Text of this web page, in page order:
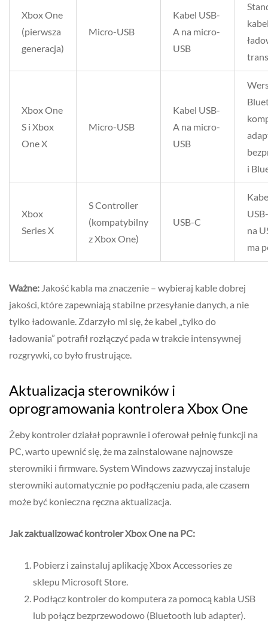
Xbox One
(pierwsza
generacja)
Micro-USB
Kabel USB-
A na micro-
USB
Xbox One
S i Xbox
One X
Micro-USB
Kabel USB-
A na micro-
USB
i
Xbox
Series X
S Controller
(kompatybilny
z Xbox One)
USB-C
na
ma
Ważne: Jakość kabla ma znaczenie – wybieraj kable dobrej
jakości, które zapewniają stabilne przesyłanie danych, a nie
tylko ładowanie. Zdarzyło mi się, że kabel „tylko do
ładowania” potrafił rozłączyć pada w trakcie intensywnej
rozgrywki, co było frustrujące.
Aktualizacja sterowników i
oprogramowania kontrolera Xbox One
Żeby kontroler działał poprawnie i oferował pełnię funkcji na
PC, warto upewnić się, że ma zainstalowane najnowsze
sterowniki i firmware. System Windows zazwyczaj instaluje
sterowniki automatycznie po podłączeniu pada, ale czasem
może być konieczna ręczna aktualizacja.
Jak zaktualizować kontroler Xbox One na PC:
Pobierz i zainstaluj aplikację Xbox Accessories ze
sklepu Microsoft Store.
Podłącz kontroler do komputera za pomocą kabla USB
lub połącz bezprzewodowo (Bluetooth lub adapter).